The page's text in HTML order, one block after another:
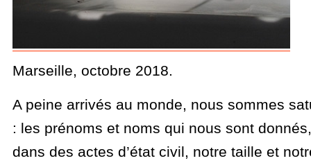
Marseille, octobre 2018.
A peine arrivés au monde, nous sommes
: les prénoms et noms qui nous sont
dans des actes d’état civil, notre taille et